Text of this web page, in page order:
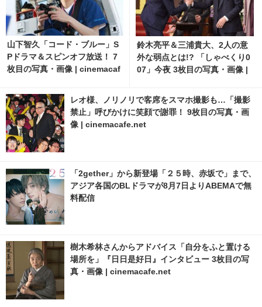
山下智久「コード・ブルー」S
Pドラマ＆スピンオフ放送！ 7
枚目の写真・画像 | cinemacaf
鈴木亮平＆三浦貴大、2人の意
外な弱点とは!? 「しゃべくり0
07」今夜 3枚目の写真・画像 |
レオ様、ノリノリで客席をスマホ撮影も…「撮影
禁止」呼びかけに笑顔で謝罪！ 9枚目の写真・画
像 | cinemacafe.net
「2gether」から新登場「２５時、赤坂で」まで、
アジア各国のBLドラマが8月7日よりABEMAで無
料配信
樹木希林さんからアドバイス「自分をふと置ける
場所を」『日日是好日』インタビュー 3枚目の写
真・画像 | cinemacafe.net